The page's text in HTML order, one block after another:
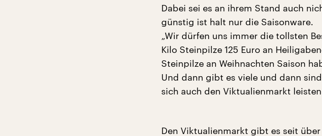
Dabei sei es an ihrem Stand auch
günstig ist halt nur die Saisonware.
„Wir dürfen uns immer die tollsten
Kilo Steinpilze 125 Euro an
Steinpilze an Weihnachten Saison
Und dann gibt es viele und dann
sich auch den Viktualienmarkt
Den Viktualienmarkt gibt es seit